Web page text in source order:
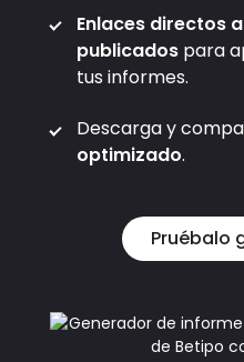
Enlaces directos
publicados para
tus informes.
Descarga y
optimizado.
Pruébalo